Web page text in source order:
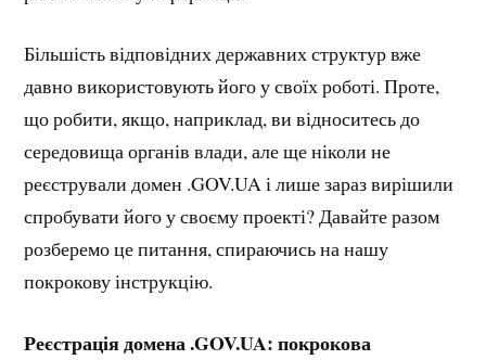
Більшість відповідних державних структур вже
давно використовують його у своїх роботі. Проте,
що робити, якщо, наприклад, ви відноситесь до
середовища органів влади, але ще ніколи не
реєстрували домен .GOV.UA і лише зараз вирішили
спробувати його у своєму проекті? Давайте разом
розберемо це питання, спираючись на нашу
покрокову інструкцію.
Реєстрація домена .GOV.UA: покрокова